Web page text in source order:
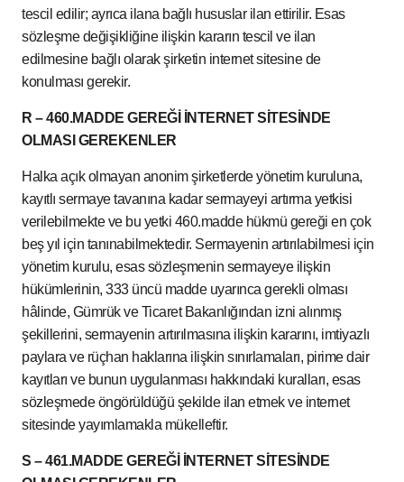
tescil edilir; ayrıca ilana bağlı hususlar ilan ettirilir. Esas
sözleşme değişikliğine ilişkin kararın tescil ve ilan
edilmesine bağlı olarak şirketin internet sitesine de
konulması gerekir.
R – 460.MADDE GEREĞİ İNTERNET SİTESİNDE
OLMASI GEREKENLER
Halka açık olmayan anonim şirketlerde yönetim kuruluna,
kayıtlı sermaye tavanına kadar sermayeyi artırma yetkisi
verilebilmekte ve bu yetki 460.madde hükmü gereği en çok
beş yıl için tanınabilmektedir. Sermayenin artırılabilmesi için
yönetim kurulu, esas sözleşmenin sermayeye ilişkin
hükümlerinin, 333 üncü madde uyarınca gerekli olması
hâlinde, Gümrük ve Ticaret Bakanlığından izni alınmış
şekillerini, sermayenin artırılmasına ilişkin kararını, imtiyazlı
paylara ve rüçhan haklarına ilişkin sınırlamaları, pirime dair
kayıtları ve bunun uygulanması hakkındaki kuralları, esas
sözleşmede öngörüldüğü şekilde ilan etmek ve internet
sitesinde yayımlamakla mükelleftir.
S – 461.MADDE GEREĞİ İNTERNET SİTESİNDE